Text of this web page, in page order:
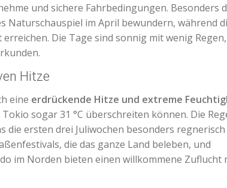
und sichere Fahrbedingungen. Besonders
Naturschauspiel im April bewundern, während
Die Tage sind sonnig mit wenig
Hitze
eine erdrückende Hitze und extreme
sogar 31 °C überschreiten können. Die
die ersten drei Juliwochen besonders
die das ganze Land beleben, und
im Norden bieten einen willkommene Zuflucht